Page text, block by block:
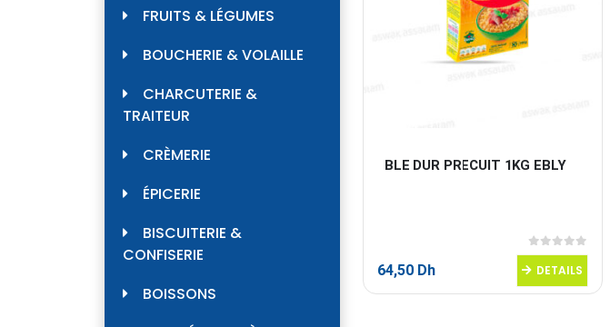
BLE DUR PRECUIT 1KG EBLY
0sur 5
64,50 Dh DETAILS
FRUITS & LÉGUMES
BOUCHERIE & VOLAILLE
CHARCUTERIE &
TRAITEUR
CRÈMERIE
ÉPICERIE
BISCUITERIE &
CONFISERIE
BOISSONS